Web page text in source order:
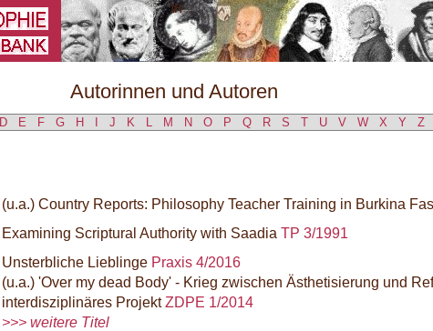
Autorinnen und Autoren
D E F G H J K L M N O P Q R S T U V W X Y Z
(u.a.) Country Reports: Philosophy Teacher Training in Burkina
Examining Scriptural Authority with Saadia TP 3/1991
Unsterbliche Lieblinge Praxis 4/2016
(u.a.) 'Over my dead Body' - Krieg zwischen Ästhetisierung und
interdisziplinäres ProjektZDPE 1/2014
>>> weitere Titel